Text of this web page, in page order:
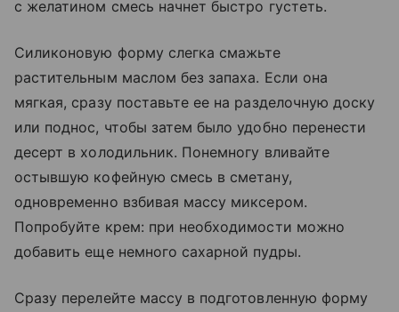
с желатином смесь начнет быстро густеть.
Силиконовую форму слегка смажьте
растительным маслом без запаха. Если она
мягкая, сразу поставьте ее на разделочную доску
или поднос, чтобы затем было удобно перенести
десерт в холодильник. Понемногу вливайте
остывшую кофейную смесь в сметану,
одновременно взбивая массу миксером.
Попробуйте крем: при необходимости можно
добавить еще немного сахарной пудры.
Сразу перелейте массу в подготовленную форму